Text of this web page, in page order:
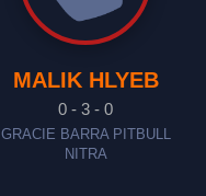
MALIK HLYEB
0 - 3 - 0
GRACIE BARRA PITBULL
NITRA